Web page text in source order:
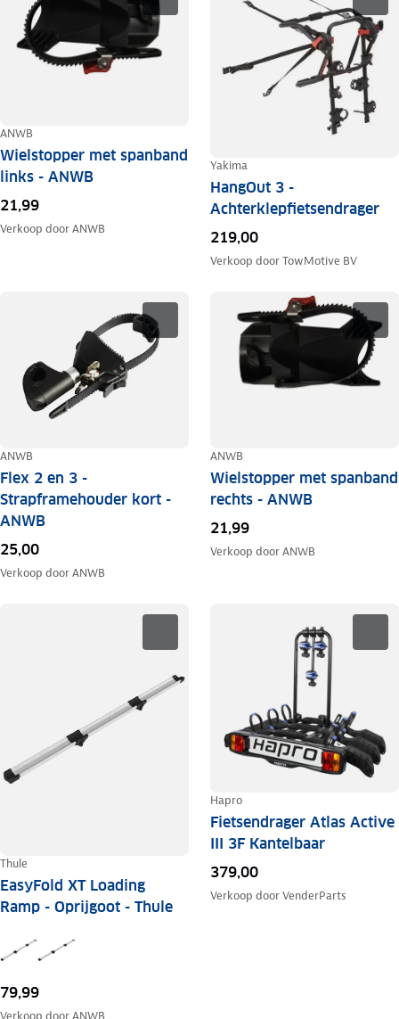
ANWB
Wielstopper met spanband
links - ANWB
21,99
Verkoop doorANWB
Yakima
HangOut 3 -
Achterklepfietsendrager
219,00
Verkoop doorTowMotive BV
ANWB
Flex 2 en 3 -
Strapframehouder kort -
ANWB
25,00
Verkoop doorANWB
ANWB
Wielstopper met spanband
rechts - ANWB
21,99
Verkoop doorANWB
Thule
EasyFold XT Loading
Ramp - Oprijgoot - Thule
79,99
Hapro
Fietsendrager Atlas Active
III 3F Kantelbaar
379,00
Verkoop doorVenderParts